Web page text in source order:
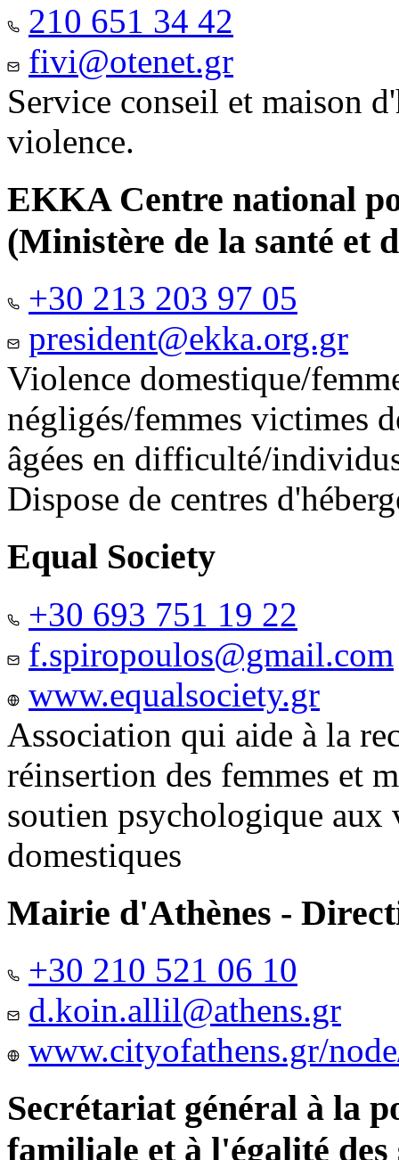
210 651 34 42
fivi@otenet.gr
Service conseil et maison
violence.
EKKA Centre national
(Ministère de la santé et
+30 213 203 97 05
president@ekka.org.gr
Violence domestique/
négligés/femmes victimes
âgées en difficulté/
Dispose de centres
Equal Society
+30 693 751 19 22
f.spiropoulos@gmail.com
www.equalsociety.gr
Association qui aide à la
réinsertion des femmes et
soutien psychologique aux
domestiques
Mairie d'Athènes -
+30 210 521 06 10
d.koin.allil@athens.gr
www.cityofathens.gr/
Secrétariat général à la
familiale et à l'égalité des